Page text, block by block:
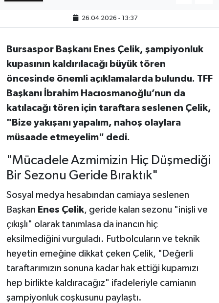
26.04.2026 - 13:37
Bursaspor Başkanı Enes Çelik, şampiyonluk
kupasının kaldırılacağı büyük tören
öncesinde önemli açıklamalarda bulundu. TFF
Başkanı İbrahim Hacıosmanoğlu’nun da
katılacağı tören için taraftara seslenen Çelik,
"Bize yakışanı yapalım, nahoş olaylara
müsaade etmeyelim" dedi.
"Mücadele Azmimizin Hiç Düşmediği
Bir Sezonu Geride Bıraktık"
Sosyal medya hesabından camiaya seslenen
Başkan Enes Çelik, geride kalan sezonu "inişli ve
çıkışlı" olarak tanımlasa da inancın hiç
eksilmediğini vurguladı. Futbolcuların ve teknik
heyetin emeğine dikkat çeken Çelik, "Değerli
taraftarımızın sonuna kadar hak ettiği kupamızı
hep birlikte kaldıracağız" ifadeleriyle camianın
şampiyonluk coşkusunu paylaştı.